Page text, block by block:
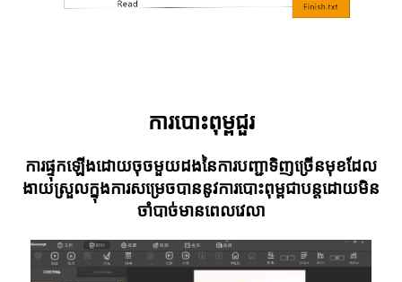
ការបោះពុម្ពជួរ
ការ​ផ្ទុក​ឡើង​ដោយ​ចុច​មួយ​ដង​នៃ​ការ​បញ្ជា​ទិញ​ច្រើន​មុខ​ដែល​
ងាយ​ស្រួល​ក្នុង​ការ​សម្រេច​បាន​នូវ​ការ​បោះពុម្ព​ជា​បន្ត​ដោយ​មិន​
ចាំ​បាច់​មាន​ពេល​វេលា